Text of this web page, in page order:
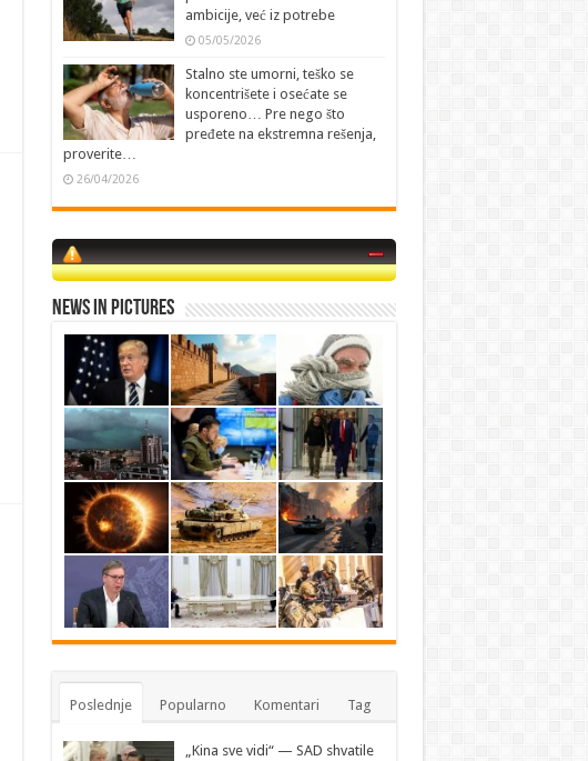
ambicije, već iz potrebe
05/05/2026
Stalno ste umorni, teško se
koncentrišete i osećate se
usporeno… Pre nego što
pređete na ekstremna rešenja,
proverite…
26/04/2026
News in Pictures
Poslednje Popularno Komentari Tag
„Kina sve vidi“ — SAD shvatile